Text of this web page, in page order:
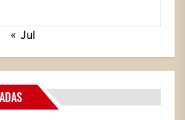
« Jul